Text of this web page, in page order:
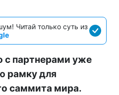
Читай только суть из
с партнерами уже
рамку для
саммита мира.